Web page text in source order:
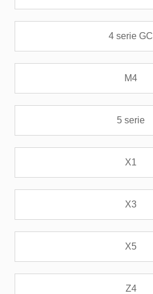
4 serie GC
M4
5 serie
X1
X3
X5
Z4